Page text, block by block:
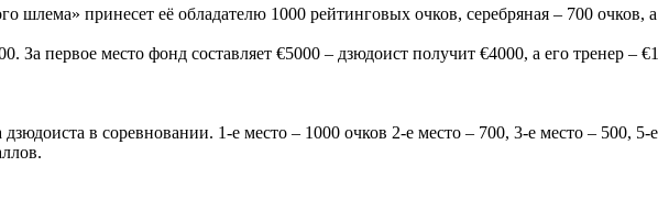
шлема» принесет её обладателю 1000 рейтинговых очков, серебряная – 700 очков,
За первое место фонд составляет €5000 – дзюдоист получит €4000, а его тренер
в соревновании. 1-е место – 1000 очков 2-е место – 700, 3-е место – 500,